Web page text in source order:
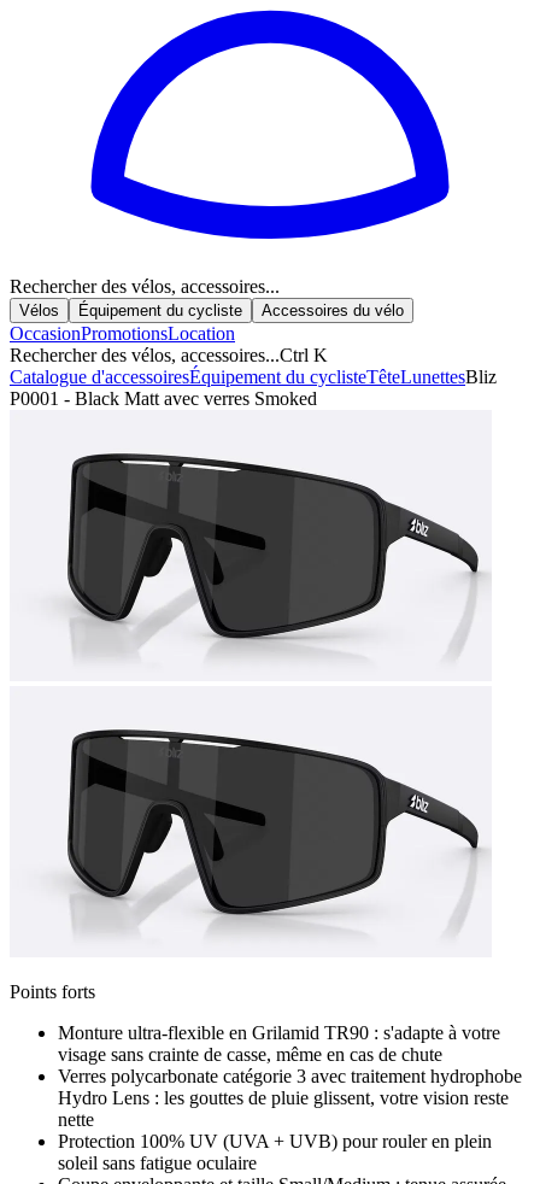
Rechercher des vélos, accessoires...
Vélos Équipement du cycliste Accessoires du vélo
OccasionPromotionsLocation
Rechercher des vélos, accessoires...Ctrl K
Catalogue d'accessoiresÉquipement du cyclisteTêteLunettesBliz
P0001 - Black Matt avec verres Smoked
Points forts
Monture ultra-flexible en Grilamid TR90 : s'adapte à votre
visage sans crainte de casse, même en cas de chute
Verres polycarbonate catégorie 3 avec traitement hydrophobe
Hydro Lens : les gouttes de pluie glissent, votre vision reste
nette
Protection 100% UV (UVA + UVB) pour rouler en plein
soleil sans fatigue oculaire